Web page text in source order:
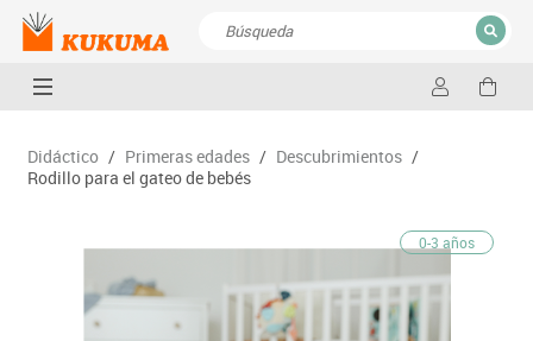
CERRAR
Didáctico / Primeras edades / Descubrimientos /
Rodillo para el gateo de bebés
0-3 años